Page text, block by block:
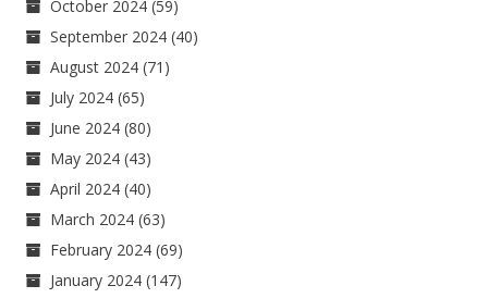
October 2024 (59)
September 2024 (40)
August 2024 (71)
July 2024 (65)
June 2024 (80)
May 2024 (43)
April 2024 (40)
March 2024 (63)
February 2024 (69)
January 2024 (147)